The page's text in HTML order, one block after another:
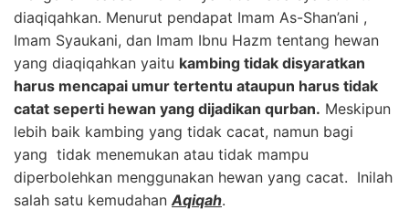
diaqiqahkan. Menurut pendapat Imam As-Shan’ani ,
Imam Syaukani, dan Imam Ibnu Hazm tentang hewan
yang diaqiqahkan yaitu kambing tidak disyaratkan
harus mencapai umur tertentu ataupun harus tidak
catat seperti hewan yang dijadikan qurban. Meskipun
lebih baik kambing yang tidak cacat, namun bagi
yang tidak menemukan atau tidak mampu
diperbolehkan menggunakan hewan yang cacat. Inilah
salah satu kemudahan Aqiqah.